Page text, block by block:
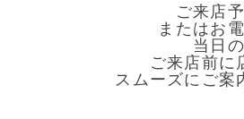
ご来店
またはお
当日
ご来店前に
スムーズにご案